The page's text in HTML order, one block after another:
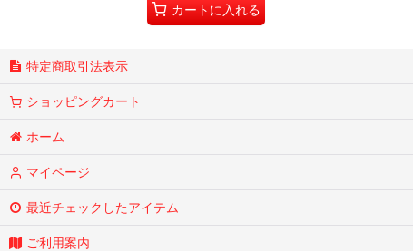
カートに入れる
特定商取引法表示
ショッピングカート
ホーム
マイページ
最近チェックしたアイテム
ご利用案内